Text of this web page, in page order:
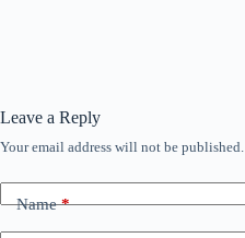
Leave a Reply
Your email address will not be published.
Name*